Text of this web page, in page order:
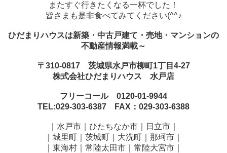
またすぐ行きたくなる一杯でした！
皆さまも是非食べてみてください(^^♪
ひだまりハウスは新築・中古戸建て・売地・マンションの
不動産情報満載～
〒310-0817 茨城県水戸市柳町1丁目4-27
株式会社ひだまりハウス 水戸店
フリーコール 0120-01-9944
TEL:029-303-6387 FAX：029-303-6388
｜水戸市｜ひたちなか市｜日立市｜
｜城里町｜茨城町｜大洗町｜那珂市｜
｜東海村｜常陸太田市｜常陸大宮市｜